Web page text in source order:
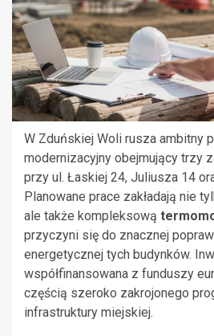
W Zduńskiej Woli rusza ambitny
modernizacyjny obejmujący trzy
przy ul. Łaskiej 24, Juliusza 14
Planowane prace zakładają nie
ale także kompleksową
przyczyni się do znacznej
energetycznej tych budynków.
współfinansowana z funduszy
częścią szeroko zakrojonego
infrastruktury miejskiej.